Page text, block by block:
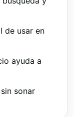
de usar en
ayuda a
sonar